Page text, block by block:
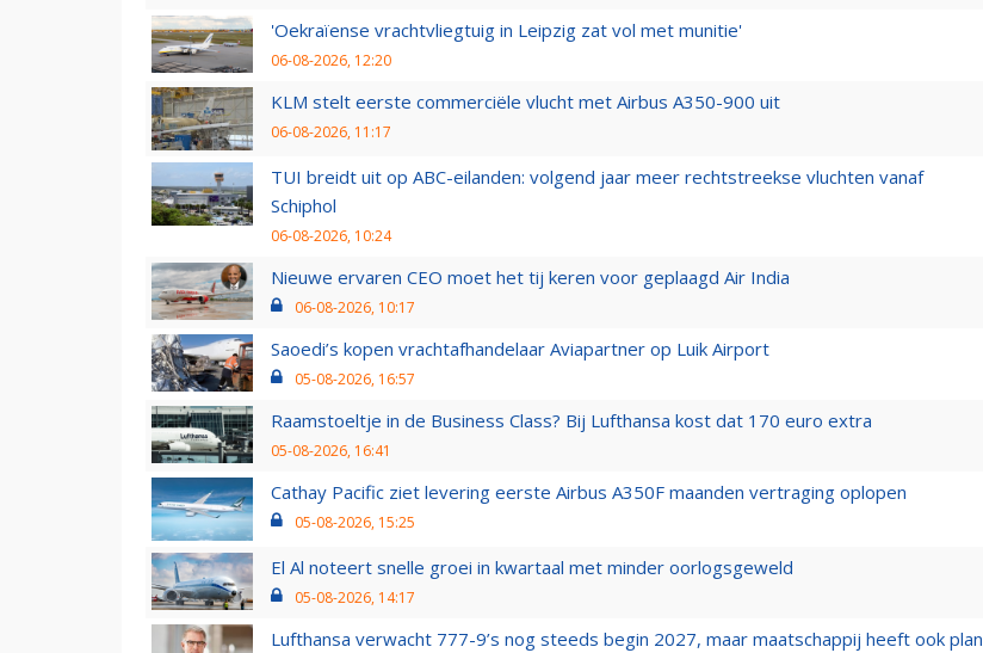
'Oekraïense vrachtvliegtuig in Leipzig zat vol met munitie'
06-08-2026, 12:20
KLM stelt eerste commerciële vlucht met Airbus A350-900 uit
06-08-2026, 11:17
TUI breidt uit op ABC-eilanden: volgend jaar meer rechtstreekse vluchten vanaf
Schiphol
06-08-2026, 10:24
Nieuwe ervaren CEO moet het tij keren voor geplaagd Air India
06-08-2026, 10:17
Saoedi’s kopen vrachtafhandelaar Aviapartner op Luik Airport
05-08-2026, 16:57
Raamstoeltje in de Business Class? Bij Lufthansa kost dat 170 euro extra
05-08-2026, 16:41
Cathay Pacific ziet levering eerste Airbus A350F maanden vertraging oplopen
05-08-2026, 15:25
El Al noteert snelle groei in kwartaal met minder oorlogsgeweld
05-08-2026, 14:17
Lufthansa verwacht 777-9’s nog steeds begin 2027, maar maatschappij heeft ook plan